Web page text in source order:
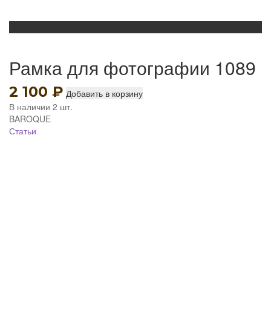
Рамка для фотографии 1089
2 100 ₽ Добавить в корзину
В наличии 2 шт.
BAROQUE
Статьи